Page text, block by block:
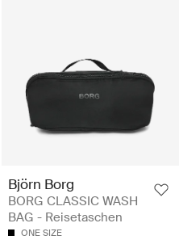
Björn Borg
BORG CLASSIC WASH
BAG - Reisetaschen
ONE SIZE